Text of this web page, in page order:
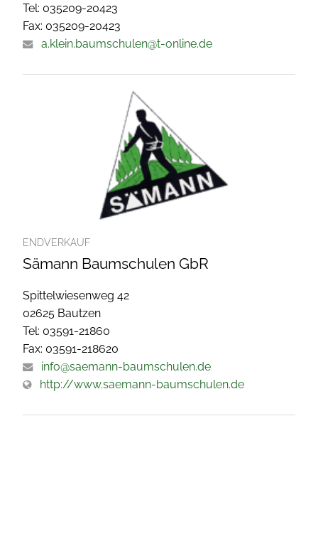
Tel: 035209-20423
Fax: 035209-20423
a.klein.baumschulen@t-online.de
ENDVERKAUF
Sämann Baumschulen GbR
Spittelwiesenweg 42
02625 Bautzen
Tel: 03591-21860
Fax: 03591-218620
info@saemann-baumschulen.de
http://www.saemann-baumschulen.de